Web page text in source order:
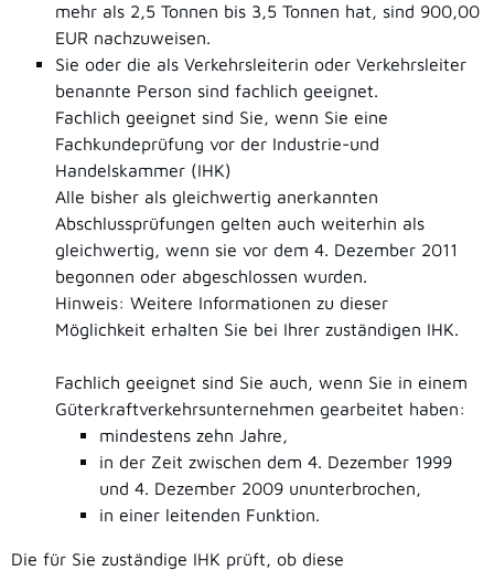
mehr als 2,5 Tonnen bis 3,5 Tonnen hat, sind 900,00
EUR nachzuweisen.
Sie oder die als Verkehrsleiterin oder Verkehrsleiter
benannte Person sind fachlich geeignet.
Fachlich geeignet sind Sie, wenn Sie eine
Fachkundeprüfung vor der Industrie-und
Handelskammer (IHK)
Alle bisher als gleichwertig anerkannten
Abschlussprüfungen gelten auch weiterhin als
gleichwertig, wenn sie vor dem 4. Dezember 2011
begonnen oder abgeschlossen wurden.
Hinweis: Weitere Informationen zu dieser
Möglichkeit erhalten Sie bei Ihrer zuständigen IHK.
Fachlich geeignet sind Sie auch, wenn Sie in einem
Güterkraftverkehrsunternehmen gearbeitet haben:
mindestens zehn Jahre,
in der Zeit zwischen dem 4. Dezember 1999
und 4. Dezember 2009 ununterbrochen,
in einer leitenden Funktion.
Die für Sie zuständige IHK prüft, ob diese